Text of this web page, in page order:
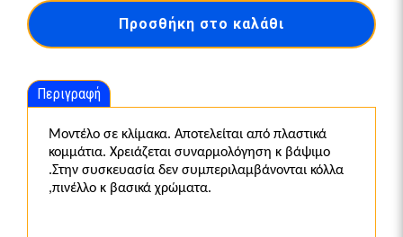
588/PT-
579-
Προσθήκη στο καλάθι
Περιγραφή
Μοντέλο σε κλίμακα. Αποτελείται από πλαστικά
κομμάτια. Χρειάζεται συναρμολόγηση κ βάψιμο
.Στην συσκευασία δεν συμπεριλαμβάνονται κόλλα
,πινέλλο κ βασικά χρώματα.